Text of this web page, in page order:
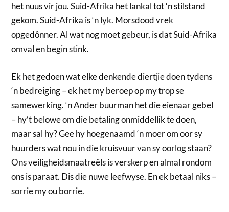
het nuus vir jou. Suid-Afrika het lankal tot ‘n stilstand
gekom. Suid-Afrika is ‘n lyk. Morsdood vrek
opgedônner. Al wat nog moet gebeur, is dat Suid-Afrika
omval en begin stink.
Ek het gedoen wat elke denkende diertjie doen tydens
‘n bedreiging – ek het my beroep op my trop se
samewerking. ‘n Ander buurman het die eienaar gebel
– hy’t belowe om die betaling onmiddellik te doen,
maar sal hy? Gee hy hoegenaamd ‘n moer om oor sy
huurders wat nou in die kruisvuur van sy oorlog staan?
Ons veiligheidsmaatreëls is verskerp en almal rondom
ons is paraat. Dis die nuwe leefwyse. En ek betaal niks –
sorrie my ou borrie.